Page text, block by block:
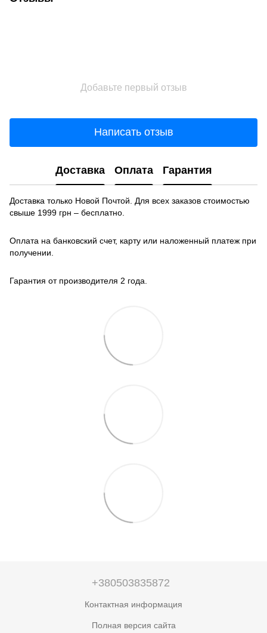
Добавьте первый отзыв
Написать отзыв
Доставка Оплата Гарантия
Доставка только Новой Почтой. Для всех заказов стоимостью
свыше 1999 грн – бесплатно.
Оплата на банковский счет, карту или наложенный платеж при
получении.
Гарантия от производителя 2 года.
+380503835872
Контактная информация
Полная версия сайта